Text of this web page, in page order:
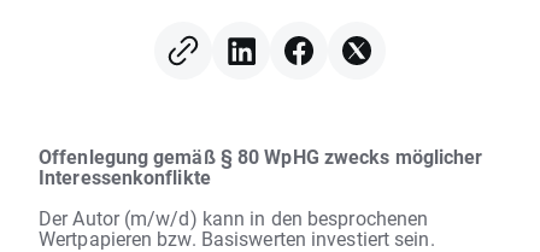
Digital verliert 12 %
Offenlegung gemäß § 80 WpHG zwecks möglicher
Interessenkonflikte
Der Autor (m/w/d) kann in den besprochenen
Wertpapieren bzw. Basiswerten investiert sein.